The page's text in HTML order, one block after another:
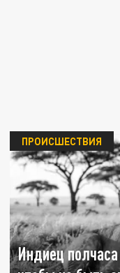
Индиец
ПРОИСШЕСТВИЯ